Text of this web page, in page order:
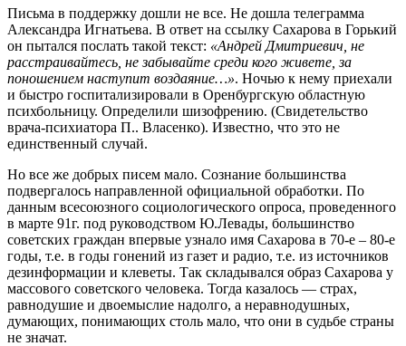
Письма в поддержку дошли не все. Не дошла телеграмма
Александра Игнатьева. В ответ на ссылку Сахарова в Горький
он пытался послать такой текст: «Андрей Дмитриевич, не
расстраивайтесь, не забывайте среди кого живете, за
поношением наступит воздаяние…». Ночью к нему приехали
и быстро госпитализировали в Оренбургскую областную
психбольницу. Определили шизофрению. (Свидетельство
врача-психиатора П.. Власенко). Известно, что это не
единственный случай.
Но все же добрых писем мало. Сознание большинства
подвергалось направленной официальной обработки. По
данным всесоюзного социологического опроса, проведенного
в марте 91г. под руководством Ю.Левады, большинство
советских граждан впервые узнало имя Сахарова в 70-е – 80-е
годы, т.е. в годы гонений из газет и радио, т.е. из источников
дезинформации и клеветы. Так складывался образ Сахарова у
массового советского человека. Тогда казалось — страх,
равнодушие и двоемыслие надолго, а неравнодушных,
думающих, понимающих столь мало, что они в судьбе страны
не значат.